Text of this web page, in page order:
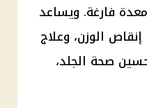
فارغة. ويساعد
الوزن، وعلاج
صحة الجلد،